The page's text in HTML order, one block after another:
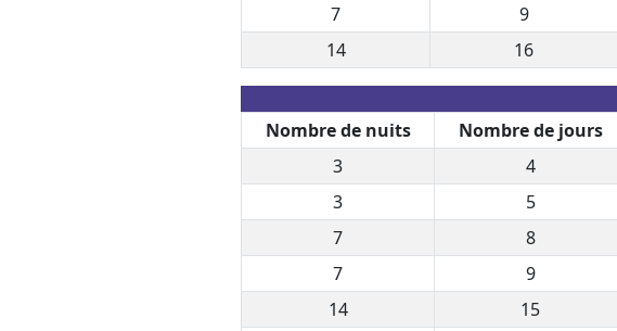
7
9
14
16
Nombre de nuits Nombre de jours
3
4
3
5
7
8
7
9
14
15